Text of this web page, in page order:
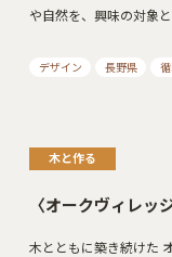
や自然を、興味の対象
デザイン 長野県
木と作る
〈オークヴィレッ
木とともに築き続けた